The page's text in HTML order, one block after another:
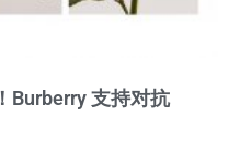
Burberry 支持对抗